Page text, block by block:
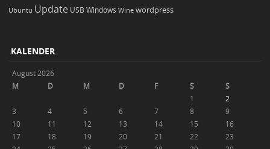
Ubuntu Update USB Windows Wine wordpress
KALENDER
August 2026
M
D M D F S
S
1
2
3
4 5 6 7 8
9
10
11 12 13 14 15
16
17
18 19 20 21 22
23